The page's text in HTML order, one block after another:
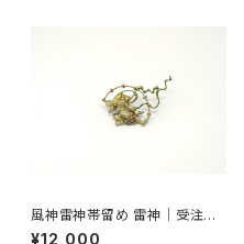
風神雷神帯留め 雷神｜受注生
産
¥12,000